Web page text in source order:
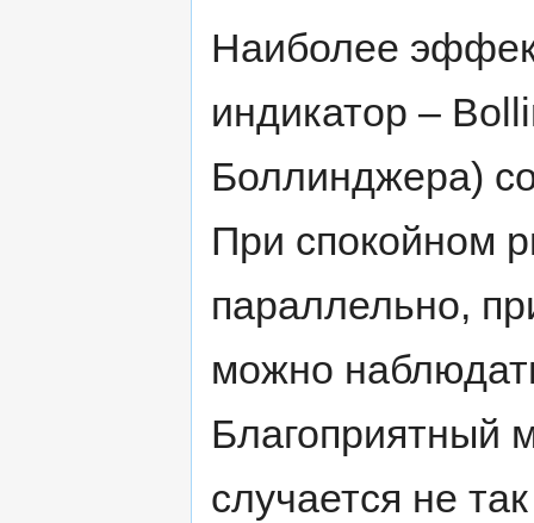
Наиболее
индикатор –
Боллинджера)
При спокойном
параллельно,
можно
Благоприятный
случается не